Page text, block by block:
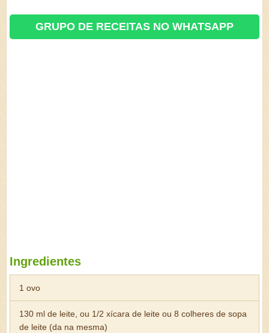
GRUPO DE RECEITAS NO WHATSAPP
Ingredientes
1 ovo
130 ml de leite, ou 1/2 xícara de leite ou 8 colheres de sopa
de leite (da na mesma)